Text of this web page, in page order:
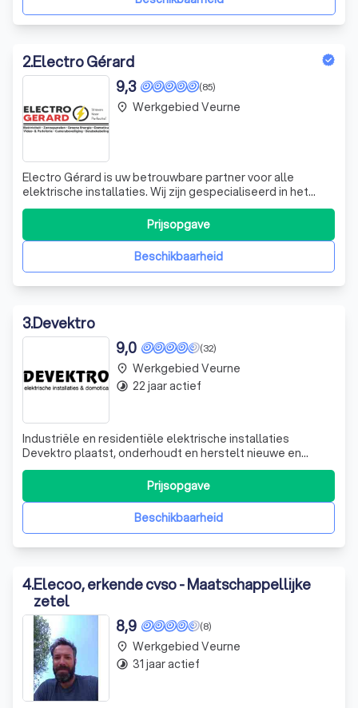
2.Electro Gérard
(85)
9,3
Electro Gérard is uw betrouwbare partner voor alle
elektrische installaties. Wij zijn gespecialiseerd in het
berekenen, samenstellen en plaatsen van hoogwaardige
elektrische installaties. Daarnaast bieden wij ook diensten
aan op het gebied van verlichting, video- en parlofonie,
domotica, zonnepaneleBeschikbaarheid
Prijsopgave
place Werkgebied Veurne
3.Devektro
(32)
9,0
Industriële en residentiële elektrische installaties
Devektro plaatst, onderhoudt en herstelt nieuwe en
bestaande industriële en residentiële elektrische
installaties. We putten uit onze verregaande expertise
om elk project uitstekend voor te bereiden en om elke
elektrische voorziening naadloos te i
Beschikbaarheid
Prijsopgave
place Werkgebied Veurne
timelapse 22 jaar actief
4.Elecoo, erkende cvso - Maatschappellijke
zetel
(8)
8,9
place Werkgebied Veurne
timelapse 31 jaar actief